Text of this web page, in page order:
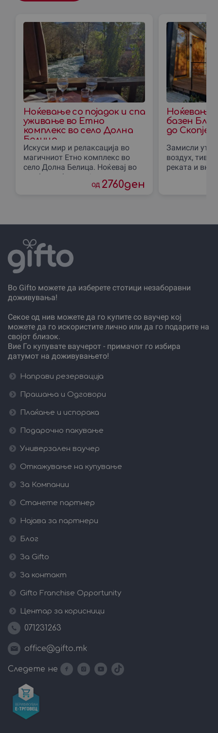
Ноќевање со појадок и спа
уживање во Етно
комплекс во село Долна
Белица
Искуси мир и релаксација во
магичниот Етно комплекс во
село Долна Белица. Ноќевај во
удобна соба со појадок, користи
го спа центар и уживај
од 2760ден
Ноќевање
базен
до Скопjе
Замисли
воздух,
реката и
Во Gifto можете да изберете стотици незаборавни
доживувања!
Секое од нив можете да го купите со ваучер кој
можете да го искористите лично или да го подарите на
својот близок.
Вие Го купувате ваучерот - примачот го избира
датумот на доживувањето!
Направи резервација
Прашања и Одговори
Плаќање и испорака
Подарочно пакување
Универзален ваучер
Откажување на купување
За Компании
Станете партнер
Најава за партнери
Блог
За Gifto
За контакт
Gifto Franchise Opportunity
Центар за корисници
071231263
office@gifto.mk
Следете не